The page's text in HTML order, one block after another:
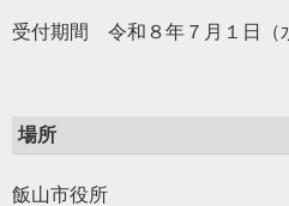
受付期間 令和８年７月１日（
場所
飯山市役所